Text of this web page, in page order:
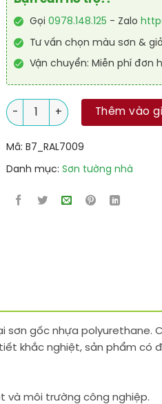
Gọi 0978.148.125 - Zalo
Tư vấn chọn màu sơn &
Vận chuyển: Miễn phí đơn
Sơn sàn Polyurethane hệ lăn
Thêm vào
Mã: B7_RAL7009
Danh mục: Sơn tường nhà
sơn gốc nhựa
khắc nghiệt, sản phẩm
và môi trường công nghiệp.